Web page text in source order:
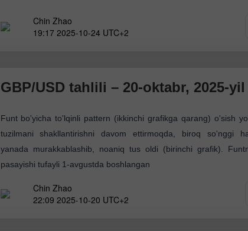
Chin Zhao
19:17 2025-10-24 UTC+2
GBP/USD tahlili – 20-oktabr, 2025-yil
Funt bo'yicha to'lqinli pattern (ikkinchi grafikga qarang) o'sish
tuzilmani shakllantirishni davom ettirmoqda, biroq so'nggi
yanada murakkablashib, noaniq tus oldi (birinchi grafik).
pasayishi tufayli 1-avgustda boshlangan
Chin Zhao
22:09 2025-10-20 UTC+2